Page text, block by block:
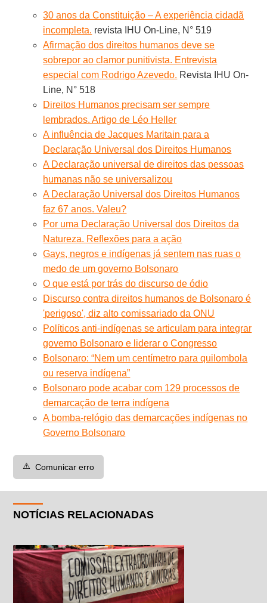
30 anos da Constituição – A experiência cidadã
incompleta. revista IHU On-Line, N° 519
Afirmação dos direitos humanos deve se
sobrepor ao clamor punitivista. Entrevista
especial com Rodrigo Azevedo. Revista IHU On-
Line, N° 518
Direitos Humanos precisam ser sempre
lembrados. Artigo de Léo Heller
A influência de Jacques Maritain para a
Declaração Universal dos Direitos Humanos
A Declaração universal de direitos das pessoas
humanas não se universalizou
A Declaração Universal dos Direitos Humanos
faz 67 anos. Valeu?
Por uma Declaração Universal dos Direitos da
Natureza. Reflexões para a ação
Gays, negros e indígenas já sentem nas ruas o
medo de um governo Bolsonaro
O que está por trás do discurso de ódio
Discurso contra direitos humanos de Bolsonaro é
'perigoso', diz alto comissariado da ONU
Políticos anti-indígenas se articulam para integrar
governo Bolsonaro e liderar o Congresso
Bolsonaro: “Nem um centímetro para quilombola
ou reserva indígena”
Bolsonaro pode acabar com 129 processos de
demarcação de terra indígena
A bomba-relógio das demarcações indígenas no
Governo Bolsonaro
⚠️ Comunicar erro
NOTÍCIAS RELACIONADAS